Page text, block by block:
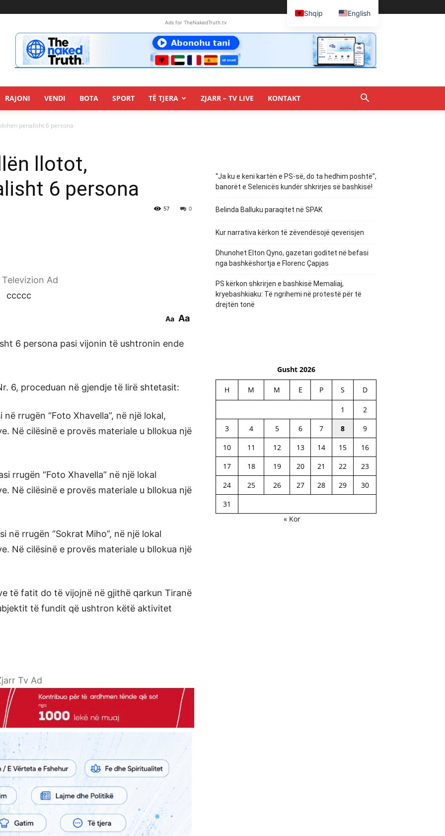
Ads for TheNakedTruth.tv
RAJONI VENDI BOTA SPORT TË TJERA ZJARR – TV LIVE KONTAKT
penalisht 6 persona
llotot,
6 persona
0
57
Ad
ccccc
Aa Aa
6 persona pasi vijonin të ushtronin ende
6, proceduan në gjendje të lirë shtetasit:
rrugën “Foto Xhavella”, në një lokal,
Në cilësinë e provës materiale u bllokua një
rrugën “Foto Xhavella” në një lokal
Në cilësinë e provës materiale u bllokua një
në rrugën “Sokrat Miho”, në një lokal
Në cilësinë e provës materiale u bllokua një
të fatit do të vijojnë në gjithë qarkun Tiranë
të fundit që ushtron këtë aktivitet
Tv Ad
“Ja ku e keni kartën e PS-së, do ta hedhim poshtë”,
banorët e Selenicës kundër shkrirjes së bashkisë!
Belinda Balluku paraqitet në SPAK
Kur narrativa kërkon të zëvendësojë qeverisjen
Dhunohet Elton Qyno, gazetari goditet në befasi
nga bashkëshortja e Florenc Çapjas
PS kërkon shkrirjen e bashkisë Memaliaj,
kryebashkiaku: Të ngrihemi në protestë për të
drejtën tonë
Gusht 2026
H M M E P S D
1
2
3
4 5 6 7 8
9
10
11 12 13 14 15
16
17
18 19 20 21 22
23
24
25 26 27 28 29
30
31
« Kor
Shqip English